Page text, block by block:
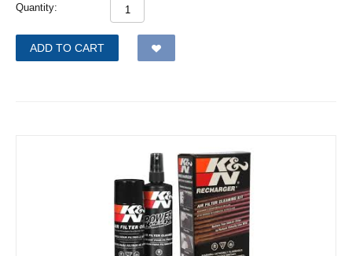
Quantity:
ADD TO CART